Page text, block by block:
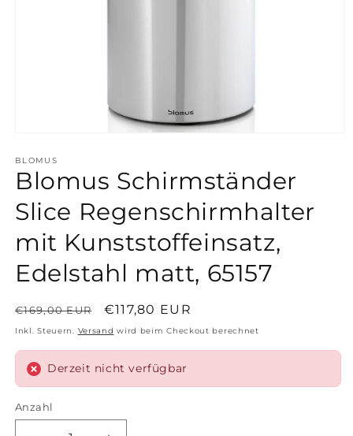
in
Modal
öffnen
BLOMUS
Blomus Schirmständer
Slice Regenschirmhalter
mit Kunststoffeinsatz,
Edelstahl matt, 65157
Normaler
Preis
€169,00 EUR Verkaufspreis
€117,80 EUR
Inkl. Steuern. Versand wird beim Checkout berechnet
Derzeit nicht verfügbar
Anzahl
Anzahl